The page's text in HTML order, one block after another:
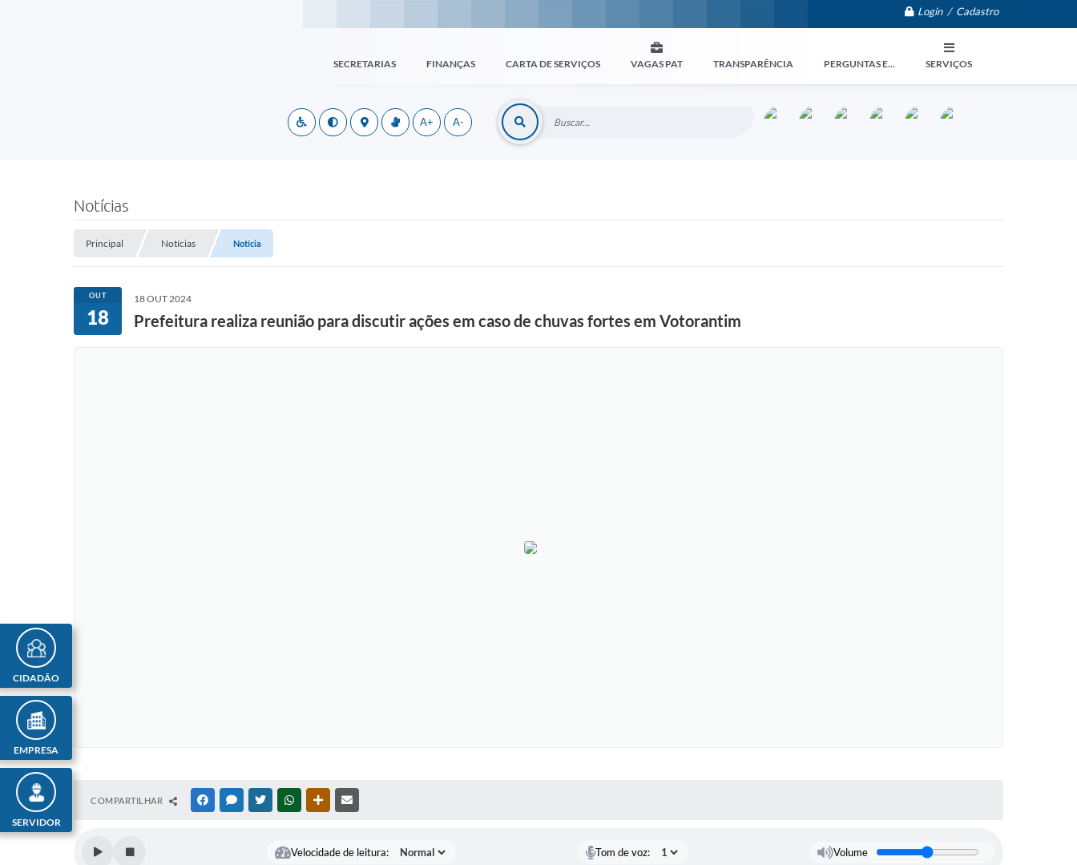
Login / Cadastro
SECRETARIAS FINANÇAS CARTA DE SERVIÇOS VAGAS PAT TRANSPARÊNCIA PERGUNTAS E... SERVIÇOS
A+ A-
CIDADÃO
EMPRESA
SERVIDOR
Notícias
Principal Notícias Notícia
OUT
18
18 OUT 2024
Prefeitura realiza reunião para discutir ações em caso de chuvas fortes em Votorantim
COMPARTILHAR FACEBOOKMESSENGER
TWITTERWHATSAPPOUTRAS MÍDIAS
Velocidade de leitura: Tom de voz: Volume